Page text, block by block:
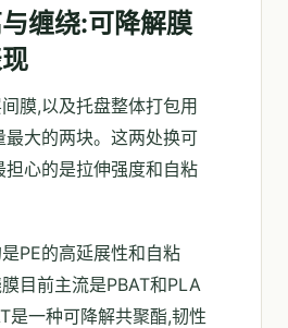
缠绕:可降解膜
膜,以及托盘整体打包用
最大的两块。这两处换可
担心的是拉伸强度和自粘
PE的高延展性和自粘
目前主流是PBAT和PLA
是一种可降解共聚酯,韧性